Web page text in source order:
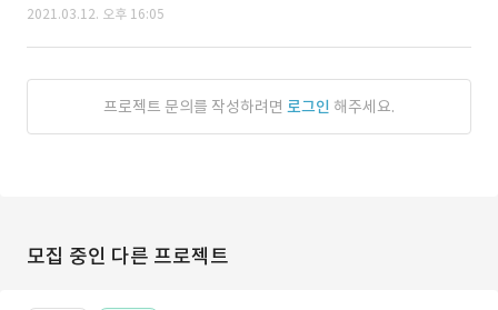
2021.03.12. 오후 16:05
프로젝트 문의를 작성하려면 로그인 해주세요.
모집 중인 다른 프로젝트